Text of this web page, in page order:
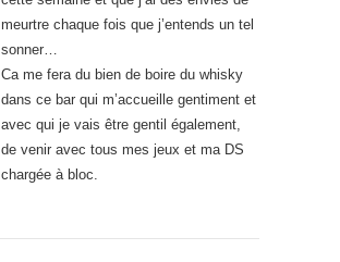
meurtre chaque fois que j’entends un tel
sonner…
Ca me fera du bien de boire du whisky
dans ce bar qui m’accueille gentiment et
avec qui je vais être gentil également,
de venir avec tous mes jeux et ma DS
chargée à bloc.